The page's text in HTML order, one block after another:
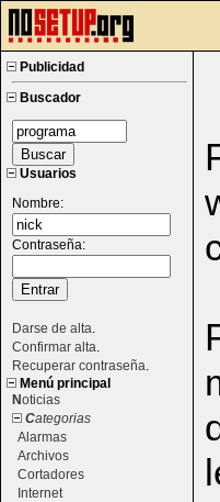
Publicidad
Buscador
Usuarios
Nombre:
Contraseña:
Darse de alta
Confirmar alta
Recuperar contraseña
Menú principal
Noticias
Categorias
Alarmas
Archivos
Cortadores
Internet